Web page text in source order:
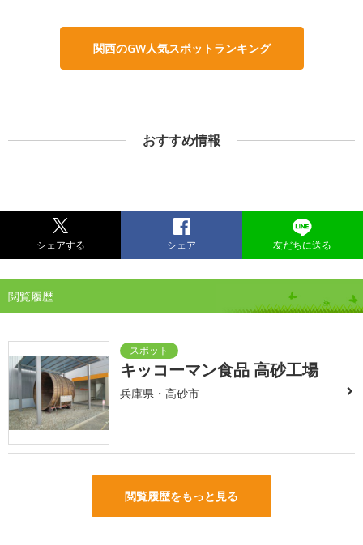
関西のGW人気スポットランキング
おすすめ情報
シェアする シェア 友だちに送る
閲覧履歴
キッコーマン食品 高砂工場
兵庫県・高砂市
閲覧履歴をもっと見る